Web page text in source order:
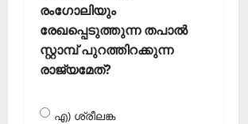
രംഗോലിയും
രേഖപ്പെടുത്തുന്ന തപാല്‍
സ്റ്റാമ്പ് പുറത്തിറക്കുന്ന
രാജ്യമേത്?
എ) ശ്രീലങ്ക